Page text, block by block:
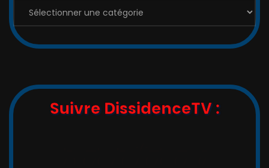
Catégories
Suivre DissidenceTV :